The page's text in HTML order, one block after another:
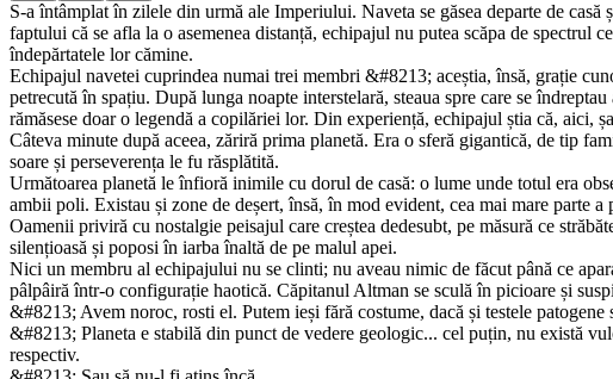
S-a întâmplat în zilele din urmă ale Imperiului. Naveta se găsea departe de
faptului că se afla la o asemenea distanță, echipajul nu putea scăpa de spectrul
îndepărtatele lor cămine.
Echipajul navetei cuprindea numai trei membri &#8213; aceștia, însă, grație
petrecută în spațiu. După lunga noapte interstelară, steaua spre care se
rămăsese doar o legendă a copilăriei lor. Din experiență, echipajul știa că, aici,
Câteva minute după aceea, zăriră prima planetă. Era o sferă gi­gantică, de tip
soare și perseverența le fu răsplătită.
Următoarea planetă le înfioră inimile cu dorul de casă: o lume unde totul era
ambii poli. Existau și zone de deșert, însă, în mod evident, cea mai mare parte
Oamenii priviră cu nostalgie peisajul care creștea dedesubt, pe măsură ce
silențioasă și poposi în iarba înaltă de pe malul apei.
Nici un membru al echipajului nu se clinti; nu aveau nimic de făcut până ce
pâlpâiră într-o configurație haotică. Căpitanul Altman se sculă în picioare și
&#8213; Avem noroc, rosti el. Putem ieși fără costume, dacă și testele
&#8213; Planeta e stabilă din punct de vedere geologic... cel puțin, nu există
respectiv.